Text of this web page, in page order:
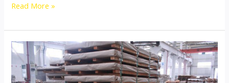
Read More »
304
316